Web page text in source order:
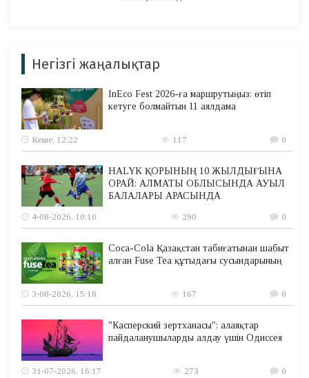
Негізгі жаңалықтар
InEco Fest 2026-ға маршрутыңыз: өтіп
кетуге болмайтын 11 аялдама
Кеше, 12:22 117 0
HALYK ҚОРЫНЫҢ 10 ЖЫЛДЫҒЫНА
ОРАЙ: АЛМАТЫ ОБЛЫСЫНДА АУЫЛ
БАЛАЛАРЫ АРАСЫНДА
4-08-2026, 10:10
290 0
Coca-Cola Қазақстан табиғатынан шабыт
алған Fuse Tea құтыдағы сусындарының
3-08-2026, 15:18 167 0
"Касперский зертханасы": алаяқтар
пайдаланушыларды алдау үшін Одиссея
31-07-2026, 16:17 273 0